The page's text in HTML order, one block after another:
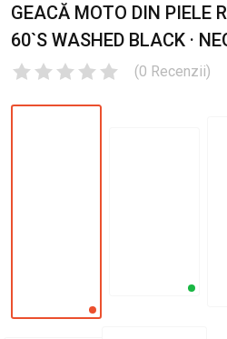
GEACĂ MOTO DIN PIELE
60`S WASHED BLACK ·
(0 Recenzii)